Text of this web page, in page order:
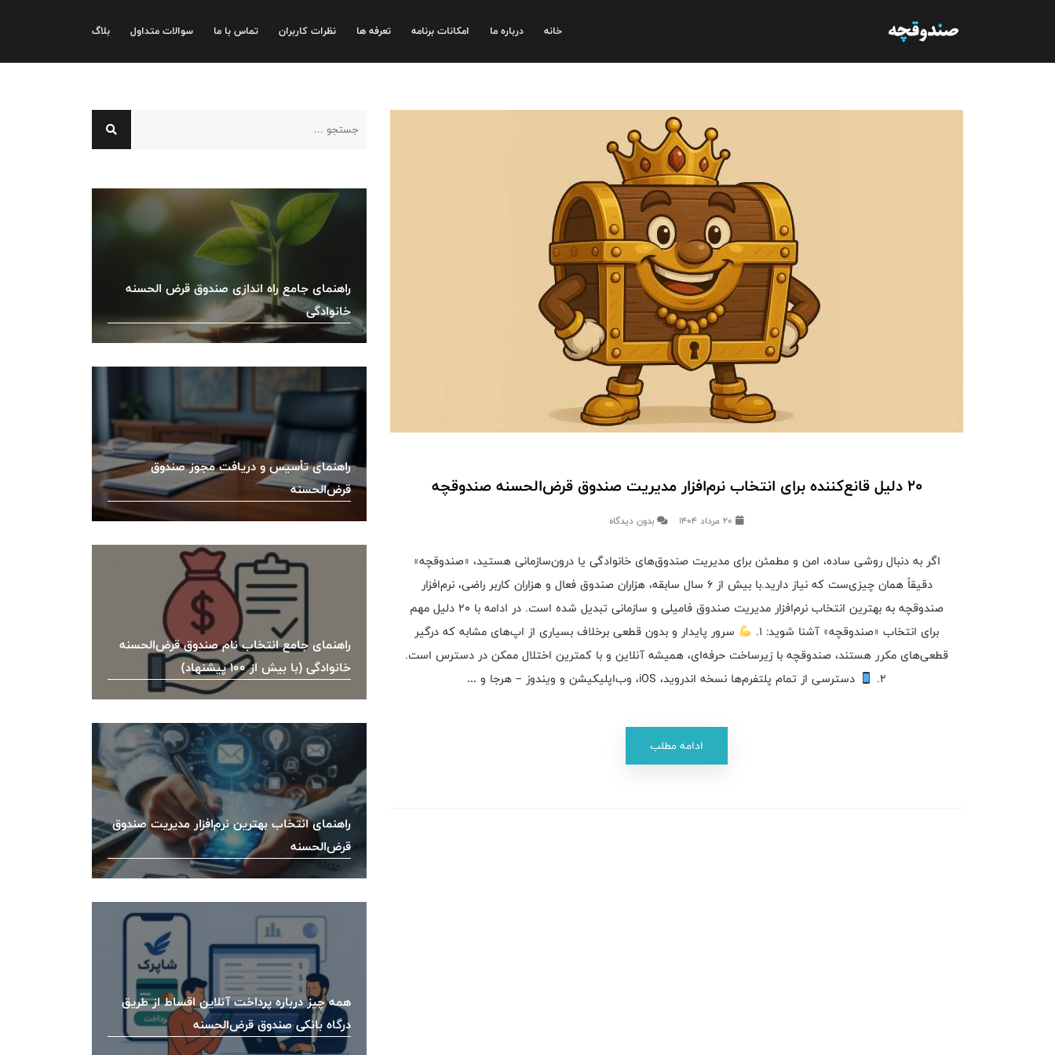
خانه درباره ما امکانات برنامه تعرفه ها نظرات کاربران تماس با ما سوالات متداول بلاگ
۲۰ دلیل قانع‌کننده برای انتخاب نرم‌افزار مدیریت صندوق قرض‌الحسنه صندوقچه
بدون دیدگاه
اگر به دنبال روشی ساده، امن و مطمئن برای مدیریت صندوق‌های خانوادگی یا درون‌سازمانی هستید، «صندوقچه»
دقیقاً همان چیزی‌ست که نیاز دارید.با بیش از ۶ سال سابقه، هزاران صندوق فعال و هزاران کاربر راضی، نرم‌افزار
صندوقچه به بهترین انتخاب نرم‌افزار مدیریت صندوق فامیلی و سازمانی تبدیل شده است. در ادامه با ۲۰ دلیل مهم
برای انتخاب «صندوقچه» آشنا شوید: ۱.
سرور پایدار و بدون قطعی برخلاف بسیاری از اپ‌های مشابه که درگیر
قطعی‌های مکرر هستند، صندوقچه با زیرساخت حرفه‌ای، همیشه آنلاین و با کمترین اختلال ممکن در دسترس است.
۲.
دسترسی از تمام پلتفرم‌ها نسخه اندروید، iOS، وب‌اپلیکیشن و ویندوز – هرجا و …
ادامه مطلب
راهنمای جامع راه اندازی صندوق قرض الحسنه
خانوادگی
راهنمای تأسیس و دریافت مجوز صندوق
قرض‌الحسنه
راهنمای جامع انتخاب نام صندوق قرض‌الحسنه
خانوادگی (با بیش از ۱۰۰ پیشنهاد)
راهنمای انتخاب بهترین نرم‌افزار مدیریت صندوق
قرض‌الحسنه
همه چیز درباره پرداخت آنلاین اقساط از طریق
درگاه بانکی صندوق قرض‌الحسنه